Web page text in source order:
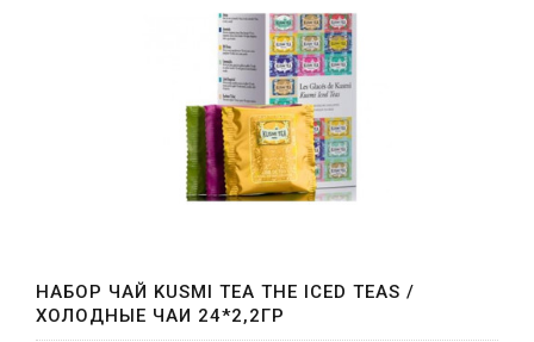
НАБОР ЧАЙ KUSMI TEA THE ICED TEAS /
ХОЛОДНЫЕ ЧАИ 24*2,2ГР